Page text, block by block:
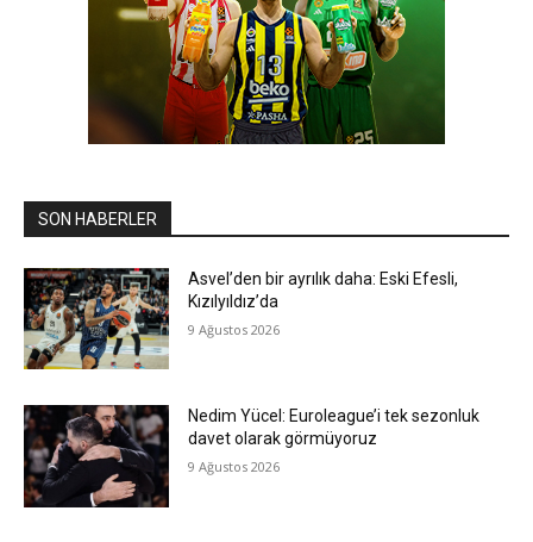
SON HABERLER
Asvel’den bir ayrılık daha: Eski Efesli,
Kızılyıldız’da
9 Ağustos 2026
Nedim Yücel: Euroleague’i tek sezonluk
davet olarak görmüyoruz
9 Ağustos 2026